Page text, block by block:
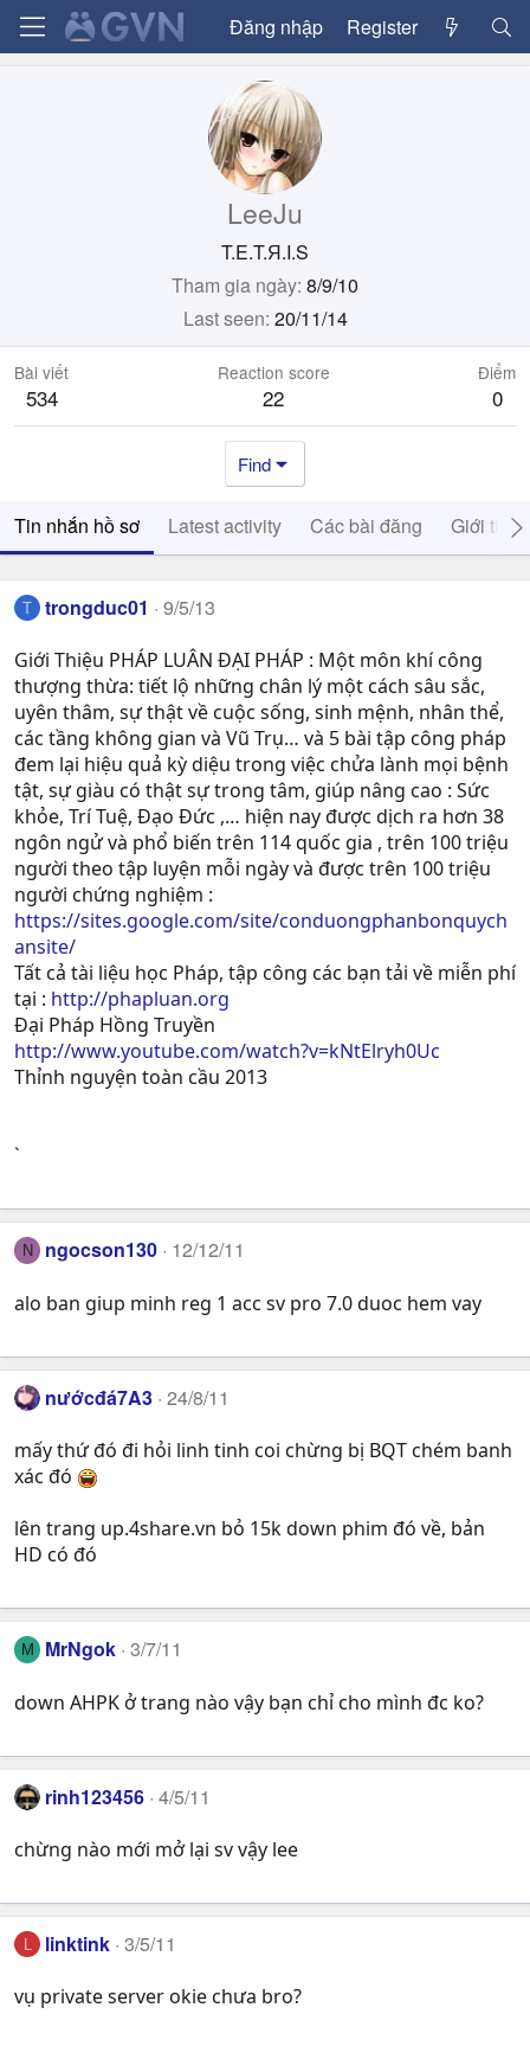
Đăng nhập Register
LeeJu
T.E.T.Я.I.S
Tham gia ngày 8/9/10
Last seen 20/11/14
Bài viết
534
Reaction score
22
Điểm
0
Find
Tin nhắn hồ sơ Latest activity Các bài đăng Giới thiệu
T trongduc01 9/5/13
Giới Thiệu PHÁP LUÂN ĐẠI PHÁP : Một môn khí công
thượng thừa: tiết lộ những chân lý một cách sâu sắc,
uyên thâm, sự thật về cuộc sống, sinh mệnh, nhân thể,
các tầng không gian và Vũ Trụ… và 5 bài tập công pháp
đem lại hiệu quả kỳ diệu trong việc chửa lành mọi bệnh
tật, sự giàu có thật sự trong tâm, giúp nâng cao : Sức
khỏe, Trí Tuệ, Ðạo Ðức ,… hiện nay được dịch ra hơn 38
ngôn ngử và phổ biến trên 114 quốc gia , trên 100 triệu
người theo tập luyện mỗi ngày và được trên 100 triệu
người chứng nghiệm :
https://sites.google.com/site/conduongphanbonquych
ansite/
Tất cả tài liệu học Pháp, tập công các bạn tải về miễn phí
tại : http://phapluan.org
Đại Pháp Hồng Truyền
http://www.youtube.com/watch?v=kNtElryh0Uc
Thỉnh nguyện toàn cầu 2013
`
N ngocson130 12/12/11
alo ban giup minh reg 1 acc sv pro 7.0 duoc hem vay
nướcđá7A3 24/8/11
mấy thứ đó đi hỏi linh tinh coi chừng bị BQT chém banh
xác đó
lên trang up.4share.vn bỏ 15k down phim đó về, bản
HD có đó
M MrNgok 3/7/11
down AHPK ở trang nào vậy bạn chỉ cho mình đc ko?
rinh123456 4/5/11
chừng nào mới mở lại sv vậy lee
L linktink 3/5/11
vụ private server okie chưa bro?